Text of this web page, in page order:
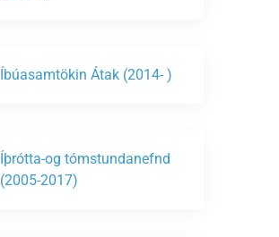
Íbúasamtökin Átak (2014- )
Íþrótta-og tómstundanefnd
(2005-2017)